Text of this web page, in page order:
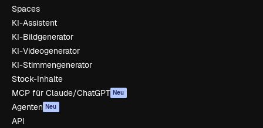
Spaces
KI-Assistent
KI-Bildgenerator
KI-Videogenerator
KI-Stimmengenerator
Stock-Inhalte
MCP für Claude/ChatGPT Neu
Agenten Neu
API